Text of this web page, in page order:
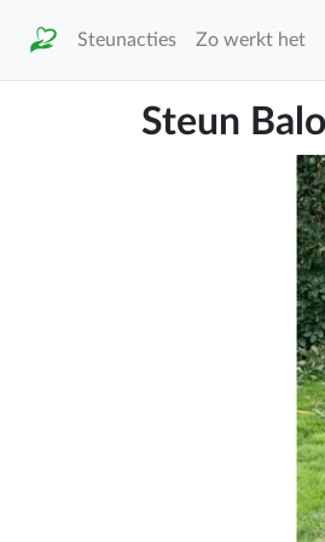
Steunacties Zo werkt het
Steun